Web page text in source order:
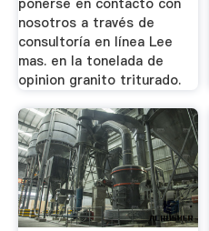
ponerse en contacto con
nosotros a través de
consultoría en línea Lee
mas. en la tonelada de
opinion granito triturado.